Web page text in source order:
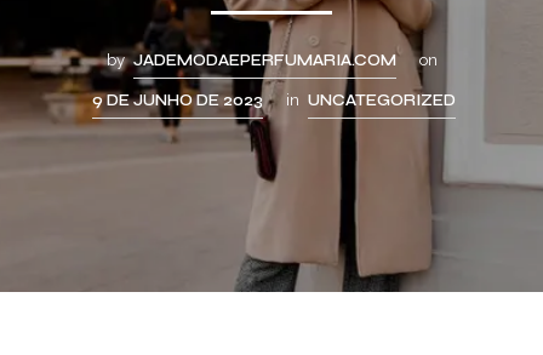
by JADEMODAEPERFUMARIA.COM on
9 DE JUNHO DE 2023 in UNCATEGORIZED